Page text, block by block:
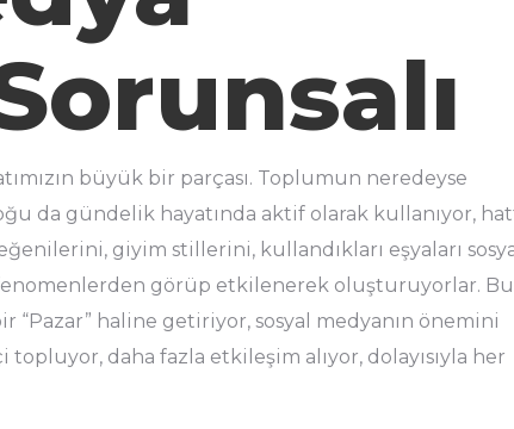
büyük bir parçası. Toplumun neredeyse
da gündelik hayatında aktif olarak kullanıyor,
giyim stillerini, kullandıkları eşyaları
görüp etkilenerek oluşturuyorlar. Bu
haline getiriyor, sosyal medyanın önemini
daha fazla etkileşim alıyor, dolayısıyla her